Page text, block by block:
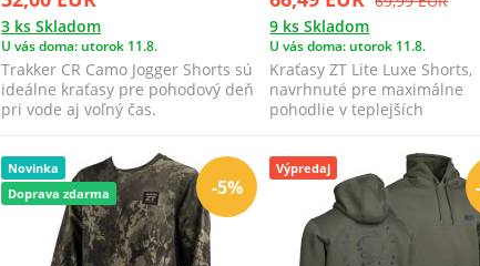
3 ks Skladom
U vás doma: utorok 11.8.
Trakker CR Camo Jogger Shorts sú
ideálne kraťasy pre pohodový deň
pri vode aj voľný čas.
9 ks Skladom
U vás doma: utorok 11.8.
Kraťasy ZT Lite Luxe Shorts,
navrhnuté pre maximálne
pohodlie v teplejších
-5%
Novinka
Doprava zdarma
Výpredaj